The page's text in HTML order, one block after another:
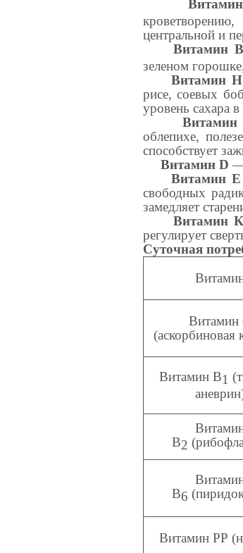
центральной и
Витамин
зеленом
Витамин Н
рисе, соевых
уровень сахара
облепихе,
способствует
Витамин D —
Витамин Е
свободных
замедляет
Витамин К
регулирует
Суточная
Витамин
(аскорбиновая
Витамин В1
В2
В6
Витамин РР